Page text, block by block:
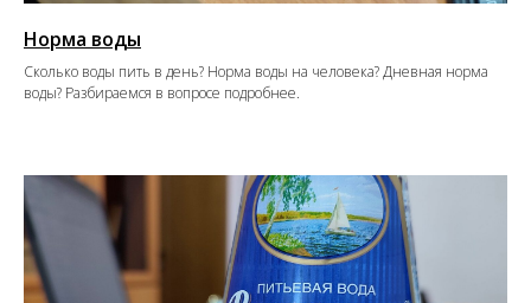
Норма воды
Сколько воды пить в день? Норма воды на человека? Дневная норма
воды? Разбираемся в вопросе подробнее.